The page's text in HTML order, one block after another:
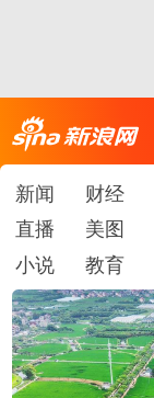
新闻 财经
直播
美图
小说
教育